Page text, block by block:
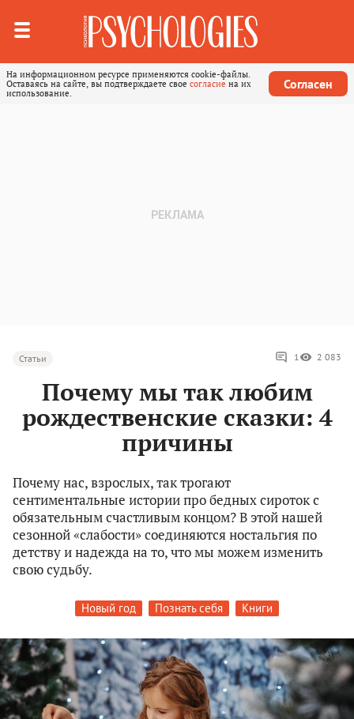
На информационном ресурсе применяются cookie-файлы.
Оставаясь на сайте, вы подтверждаете свое согласие на их
использование.
Согласен
Статьи 1 2 083
Почему мы так любим
рождественские сказки: 4
причины
Почему нас, взрослых, так трогают
сентиментальные истории про бедных сироток с
обязательным счастливым концом? В этой нашей
сезонной «слабости» соединяются ностальгия по
детству и надежда на то, что мы можем изменить
свою судьбу.
Новый год Познать себя Книги